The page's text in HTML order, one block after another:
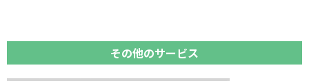
その他のサービス